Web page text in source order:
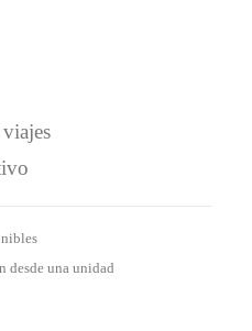
desde una unidad